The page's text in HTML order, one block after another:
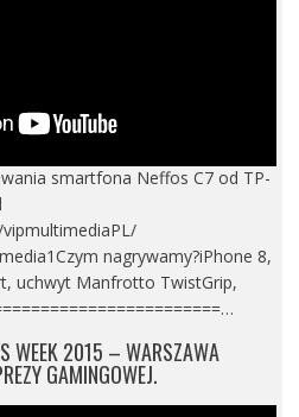
smartfona Neffos C7 od TP-
nagrywamy?iPhone 8,
uchwyt Manfrotto TwistGrip,
WEEK 2015 – WARSZAWA
GAMINGOWEJ.